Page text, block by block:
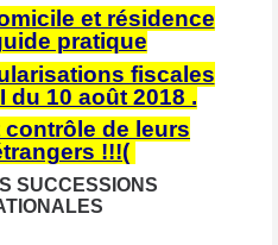
et résidence
pratique
fiscales
du 10 août 2018 .
de leurs
!!!(
SUCCESSIONS